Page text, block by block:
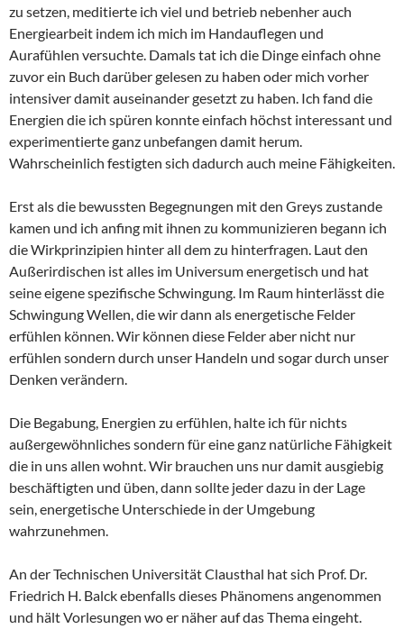
zu setzen, meditierte ich viel und betrieb nebenher auch
Energiearbeit indem ich mich im Handauflegen und
Aurafühlen versuchte. Damals tat ich die Dinge einfach ohne
zuvor ein Buch darüber gelesen zu haben oder mich vorher
intensiver damit auseinander gesetzt zu haben. Ich fand die
Energien die ich spüren konnte einfach höchst interessant und
experimentierte ganz unbefangen damit herum.
Wahrscheinlich festigten sich dadurch auch meine Fähigkeiten.
Erst als die bewussten Begegnungen mit den Greys zustande
kamen und ich anfing mit ihnen zu kommunizieren begann ich
die Wirkprinzipien hinter all dem zu hinterfragen. Laut den
Außerirdischen ist alles im Universum energetisch und hat
seine eigene spezifische Schwingung. Im Raum hinterlässt die
Schwingung Wellen, die wir dann als energetische Felder
erfühlen können. Wir können diese Felder aber nicht nur
erfühlen sondern durch unser Handeln und sogar durch unser
Denken verändern.
Die Begabung, Energien zu erfühlen, halte ich für nichts
außergewöhnliches sondern für eine ganz natürliche Fähigkeit
die in uns allen wohnt. Wir brauchen uns nur damit ausgiebig
beschäftigten und üben, dann sollte jeder dazu in der Lage
sein, energetische Unterschiede in der Umgebung
wahrzunehmen.
An der Technischen Universität Clausthal hat sich Prof. Dr.
Friedrich H. Balck ebenfalls dieses Phänomens angenommen
und hält Vorlesungen wo er näher auf das Thema eingeht.